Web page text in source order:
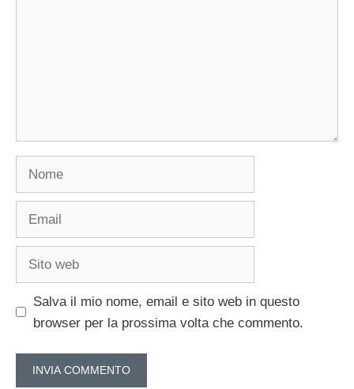
Salva il mio nome, email e sito web in questo
browser per la prossima volta che commento.